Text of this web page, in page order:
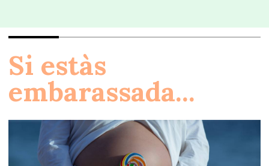
Si estàs
embarassada...